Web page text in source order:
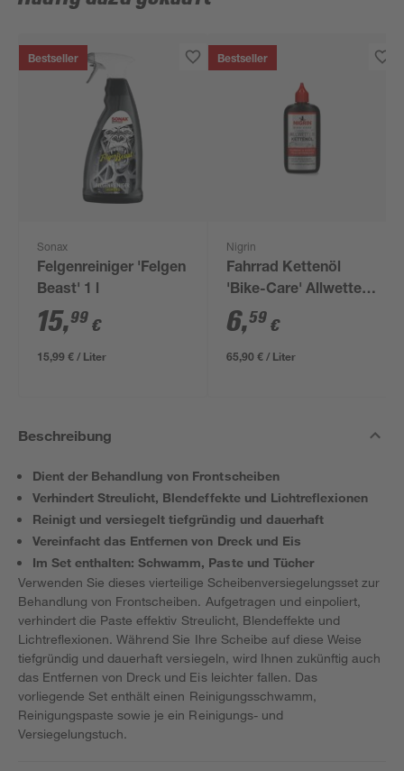
Bestseller
Sonax
Felgenreiniger 'Felgen
Beast' 1 l
15,99 €
15,99 € / Liter
Bestseller
Nigrin
Fahrrad Kettenöl
'Bike-Care' Allwetter
100 ml
6,59 €
65,90 € / Liter
Beschreibung
Dient der Behandlung von Frontscheiben
Verhindert Streulicht, Blendeffekte und Lichtreflexionen
Reinigt und versiegelt tiefgründig und dauerhaft
Vereinfacht das Entfernen von Dreck und Eis
Im Set enthalten: Schwamm, Paste und Tücher
Verwenden Sie dieses vierteilige Scheibenversiegelungsset zur
Behandlung von Frontscheiben. Aufgetragen und einpoliert,
verhindert die Paste effektiv Streulicht, Blendeffekte und
Lichtreflexionen. Während Sie Ihre Scheibe auf diese Weise
tiefgründig und dauerhaft versiegeln, wird Ihnen zukünftig auch
das Entfernen von Dreck und Eis leichter fallen. Das
vorliegende Set enthält einen Reinigungsschwamm,
Reinigungspaste sowie je ein Reinigungs- und
Versiegelungstuch.